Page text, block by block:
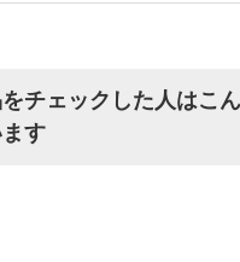
チェックした人はこ
す